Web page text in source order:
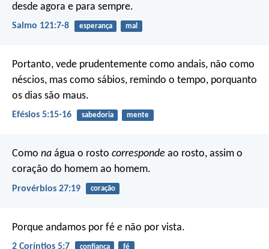
desde agora e para sempre.
Salmo 121:7-8 esperança mal
Portanto, vede prudentemente como andais, não como
néscios, mas como sábios, remindo o tempo, porquanto
os dias são maus.
Efésios 5:15-16 sabedoria mente
Como na água o rosto corresponde ao rosto, assim o
coração do homem ao homem.
Provérbios 27:19 coração
Porque andamos por fé e não por vista.
2 Coríntios 5:7 confiança fé